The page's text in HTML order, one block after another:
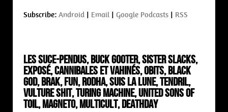
Subscribe: Android Email Google Podcasts RSS
Les Suce-Pendus, Buck Gooter, Sister Slacks,
Exposé, Cannibales et Vahinés, Obits, Black
God, Brak, Fun, Rodha, Suis La Lune, Tendril,
Vulture Shit, Turing Machine, United Sons of
Toil, Magneto, Multicult, Deathday